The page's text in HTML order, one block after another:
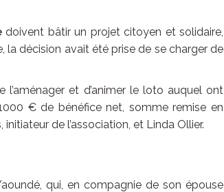
doivent bâtir un projet citoyen et solidaire,
la décision avait été prise de se charger de
et d’animer le loto auquel ont
€ de bénéfice net, somme remise en
de l’association, et Linda Ollier.
qui, en compagnie de son épouse